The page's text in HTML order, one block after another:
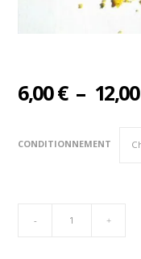
6,00€ – 12,00
CONDITIONNEMENT
- +